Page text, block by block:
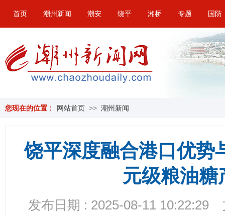
首页 潮州新闻 潮安 饶平 湘桥 专题 国防
您现在的位置 : 网站首页 >> 潮州新闻
饶平深度融合港口优势
元级粮油糖
发布日期 : 2025-08-11 10:22:29